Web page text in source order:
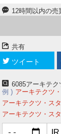
12時間以内の売
共有
ツイート
6085アーキテ
例
アーキテクツ
アーキテクツ・ス
アーキテクツ・ス